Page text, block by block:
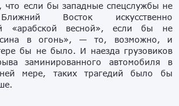
что если бы западные спецслужбы не
Восток искусственно
«арабской весной», если бы не
в огонь», — то, возможно, и
бы не было. И наезда грузовиков
заминированного автомобиля в
мере, таких трагедий было бы